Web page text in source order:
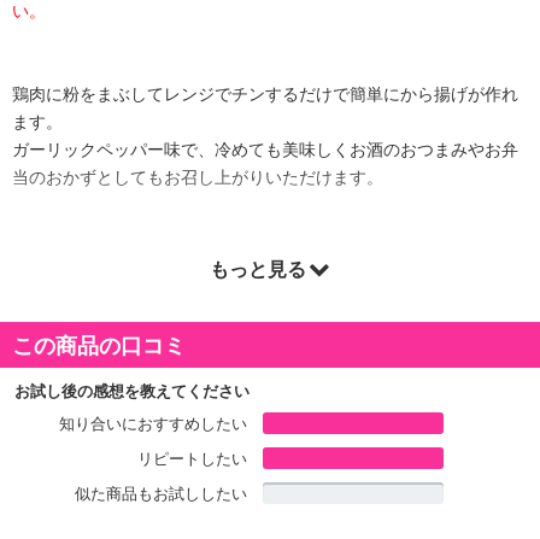
い。
鶏肉に粉をまぶしてレンジでチンするだけで簡単にから揚げが作れ
ます。
ガーリックペッパー味で、冷めても美味しくお酒のおつまみやお弁
当のおかずとしてもお召し上がりいただけます。
もっと見る
この商品の口コミ
お試し後の感想を教えてください
知り合いにおすすめしたい
リピートしたい
似た商品もお試ししたい